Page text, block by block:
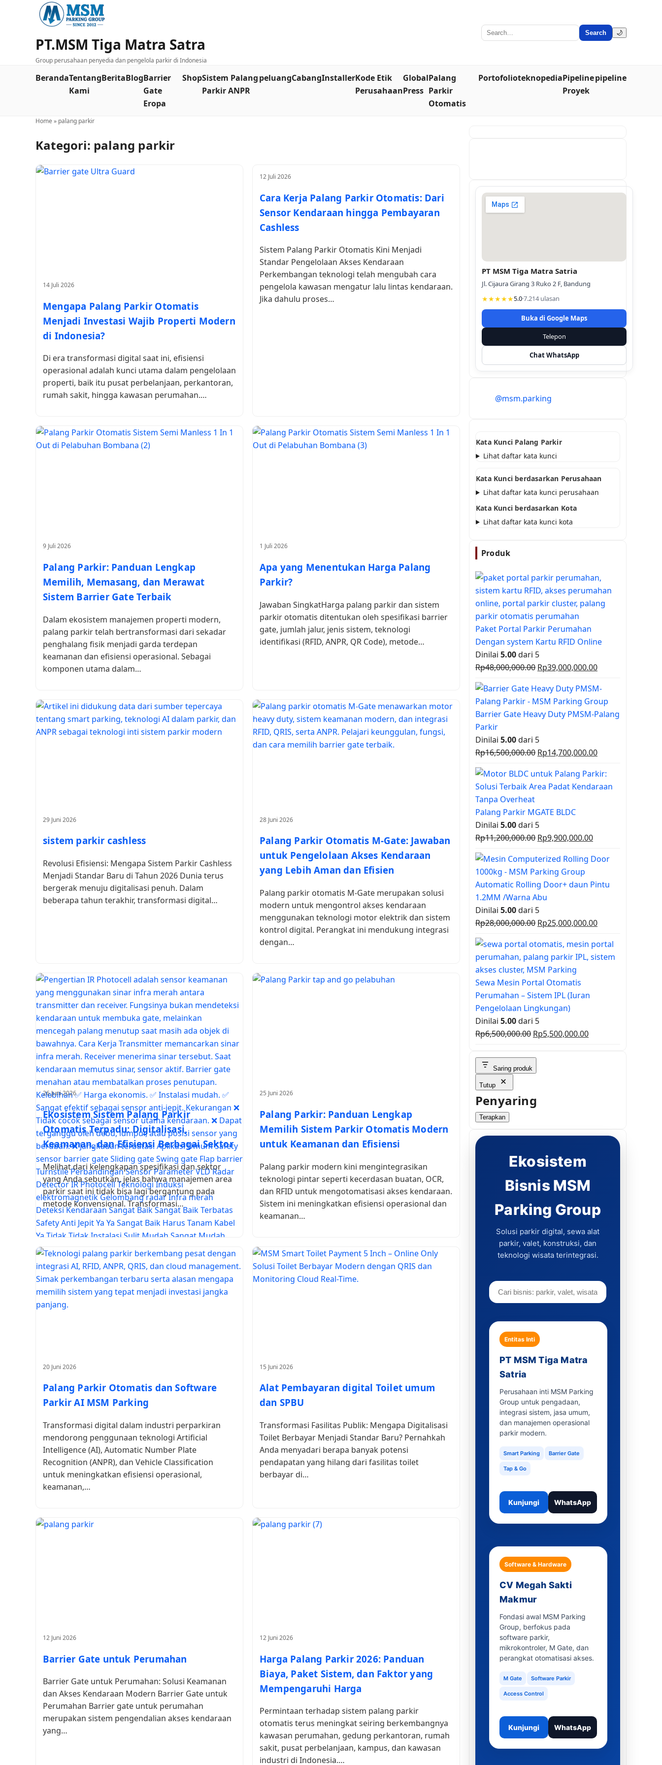
PT.MSM Tiga Matra Satra
Group perusahaan penyedia dan pengelola parkir di Indonesia
Search 🌙
BerandaTentang
Kami
BeritaBlogBarrier
Gate
Eropa
ShopSistem Palang
Parkir ANPR
peluangCabangInstallerKode Etik
Perusahaan
Global
Press
Palang
Parkir
Otomatis
PortofolioteknopediaPipeline
Proyek
pipeline
Home » palang parkir
Kategori: palang parkir
14 Juli 2026
Mengapa Palang Parkir Otomatis
Menjadi Investasi Wajib Properti Modern
di Indonesia?
Di era transformasi digital saat ini, efisiensi
operasional adalah kunci utama dalam pengelolaan
properti, baik itu pusat perbelanjaan, perkantoran,
rumah sakit, hingga kawasan perumahan.…
12 Juli 2026
Cara Kerja Palang Parkir Otomatis: Dari
Sensor Kendaraan hingga Pembayaran
Cashless
Sistem Palang Parkir Otomatis Kini Menjadi
Standar Pengelolaan Akses Kendaraan
Perkembangan teknologi telah mengubah cara
pengelola kawasan mengatur lalu lintas kendaraan.
Jika dahulu proses…
9 Juli 2026
Palang Parkir: Panduan Lengkap
Memilih, Memasang, dan Merawat
Sistem Barrier Gate Terbaik
Dalam ekosistem manajemen properti modern,
palang parkir telah bertransformasi dari sekadar
penghalang fisik menjadi garda terdepan
keamanan dan efisiensi operasional. Sebagai
komponen utama dalam…
1 Juli 2026
Apa yang Menentukan Harga Palang
Parkir?
Jawaban SingkatHarga palang parkir dan sistem
parkir otomatis ditentukan oleh spesifikasi barrier
gate, jumlah jalur, jenis sistem, teknologi
identifikasi (RFID, ANPR, QR Code), metode…
29 Juni 2026
sistem parkir cashless
Revolusi Efisiensi: Mengapa Sistem Parkir Cashless
Menjadi Standar Baru di Tahun 2026 Dunia terus
bergerak menuju digitalisasi penuh. Dalam
beberapa tahun terakhir, transformasi digital…
28 Juni 2026
Palang Parkir Otomatis M-Gate: Jawaban
untuk Pengelolaan Akses Kendaraan
yang Lebih Aman dan Efisien
Palang parkir otomatis M-Gate merupakan solusi
modern untuk mengontrol akses kendaraan
menggunakan teknologi motor elektrik dan sistem
kontrol digital. Perangkat ini mendukung integrasi
dengan…
26 Juni 2026
Ekosistem Sistem Palang Parkir
Otomatis Terpadu: Digitalisasi,
Keamanan, dan Efisiensi Berbagai Sektor
Melihat dari kelengkapan spesifikasi dan sektor
yang Anda sebutkan, jelas bahwa manajemen area
parkir saat ini tidak bisa lagi bergantung pada
metode konvensional. Transformasi…
25 Juni 2026
Palang Parkir: Panduan Lengkap
Memilih Sistem Parkir Otomatis Modern
untuk Keamanan dan Efisiensi
Palang parkir modern kini mengintegrasikan
teknologi pintar seperti kecerdasan buatan, OCR,
dan RFID untuk mengotomatisasi akses kendaraan.
Sistem ini meningkatkan efisiensi operasional dan
keamanan…
20 Juni 2026
Palang Parkir Otomatis dan Software
Parkir AI MSM Parking
Transformasi digital dalam industri perparkiran
mendorong penggunaan teknologi Artificial
Intelligence (AI), Automatic Number Plate
Recognition (ANPR), dan Vehicle Classification
untuk meningkatkan efisiensi operasional,
keamanan,…
15 Juni 2026
Alat Pembayaran digital Toilet umum
dan SPBU
Transformasi Fasilitas Publik: Mengapa Digitalisasi
Toilet Berbayar Menjadi Standar Baru? Pernahkah
Anda menyadari berapa banyak potensi
pendapatan yang hilang dari fasilitas toilet
berbayar di…
12 Juni 2026
Barrier Gate untuk Perumahan
Barrier Gate untuk Perumahan: Solusi Keamanan
dan Akses Kendaraan Modern Barrier Gate untuk
Perumahan Barrier gate untuk perumahan
merupakan sistem pengendalian akses kendaraan
yang…
12 Juni 2026
Harga Palang Parkir 2026: Panduan
Biaya, Paket Sistem, dan Faktor yang
Mempengaruhi Harga
Permintaan terhadap sistem palang parkir
otomatis terus meningkat seiring berkembangnya
kawasan perumahan, gedung perkantoran, rumah
sakit, pusat perbelanjaan, kampus, dan kawasan
industri di Indonesia.…
PT MSM Tiga Matra Satria
Jl. Cijaura Girang 3 Ruko 2 F, Bandung
★★★★★5.0·7.214 ulasan
Buka di Google Maps
Telepon
Chat WhatsApp
@msm.parking
Kata Kunci Palang Parkir
Lihat daftar kata kunci
Kata Kunci berdasarkan Perusahaan
Lihat daftar kata kunci perusahaan
Kata Kunci berdasarkan Kota
Lihat daftar kata kunci kota
Produk
Paket Portal Parkir Perumahan
Dengan system Kartu RFID Online
Dinilai 5.00dari 5
Rp48,000,000.00 Harga
adalah:
Rp48,000,000.00.
Rp39,000,000.00Harga
ini
adalah:
Rp39,000,000.00.
Barrier Gate Heavy Duty PMSM-Palang
Parkir
Dinilai 5.00dari 5
Rp16,500,000.00 Harga
adalah:
Rp16,500,000.00.
Rp14,700,000.00Harga
ini
adalah:
Palang Parkir MGATE BLDC
Dinilai 5.00dari 5
Rp11,200,000.00 Harga
adalah:
Rp11,200,000.00.
Rp9,900,000.00Harga
ini
Rp9,900,000.00.
Automatic Rolling Door+ daun Pintu
1.2MM /Warna Abu
Dinilai 5.00dari 5
Rp28,000,000.00 Harga
adalah:
Rp28,000,000.00.
Rp25,000,000.00Harga
ini
adalah:
Sewa Mesin Portal Otomatis
Perumahan – Sistem IPL (Iuran
Pengelolaan Lingkungan)
Dinilai 5.00dari 5
Rp6,500,000.00 Harga
adalah:
Rp6,500,000.00.
Rp5,500,000.00Harga
Saring produk
Tutup
Penyaring
Terapkan
Ekosistem
Bisnis MSM
Parking Group
Solusi parkir digital, sewa alat
parkir, valet, konstruksi, dan
teknologi wisata terintegrasi.
Entitas Inti
PT MSM Tiga Matra
Satria
Perusahaan inti MSM Parking
Group untuk pengadaan,
integrasi sistem, jasa umum,
dan manajemen operasional
parkir modern.
Smart Parking Barrier Gate
Tap & Go
Kunjungi WhatsApp
Software & Hardware
CV Megah Sakti
Makmur
Fondasi awal MSM Parking
Group, berfokus pada
software parkir,
mikrokontroler, M Gate, dan
perangkat otomatisasi akses.
M Gate Software Parkir
Access Control
Kunjungi WhatsApp